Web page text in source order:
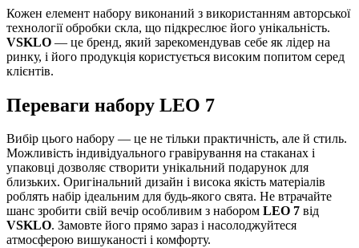
Кожен елемент набору виконаний з використанням авторської
технології обробки скла, що підкреслює його унікальність.
VSKLO — це бренд, який зарекомендував себе як лідер на
ринку, і його продукція користується високим попитом серед
клієнтів.
Переваги набору LEO 7
Вибір цього набору — це не тільки практичність, але й стиль.
Можливість індивідуального гравірування на стаканах і
упаковці дозволяє створити унікальний подарунок для
близьких. Оригінальний дизайн і висока якість матеріалів
роблять набір ідеальним для будь-якого свята. Не втрачайте
шанс зробити свій вечір особливим з набором LEO 7 від
VSKLO. Замовте його прямо зараз і насолоджуйтеся
атмосферою вишуканості і комфорту.